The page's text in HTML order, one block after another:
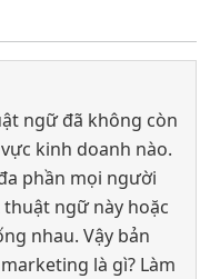
ngữ đã không còn
kinh doanh nào.
phần mọi người
ngữ này hoặc
nhau. Vậy bản
là gì? Làm